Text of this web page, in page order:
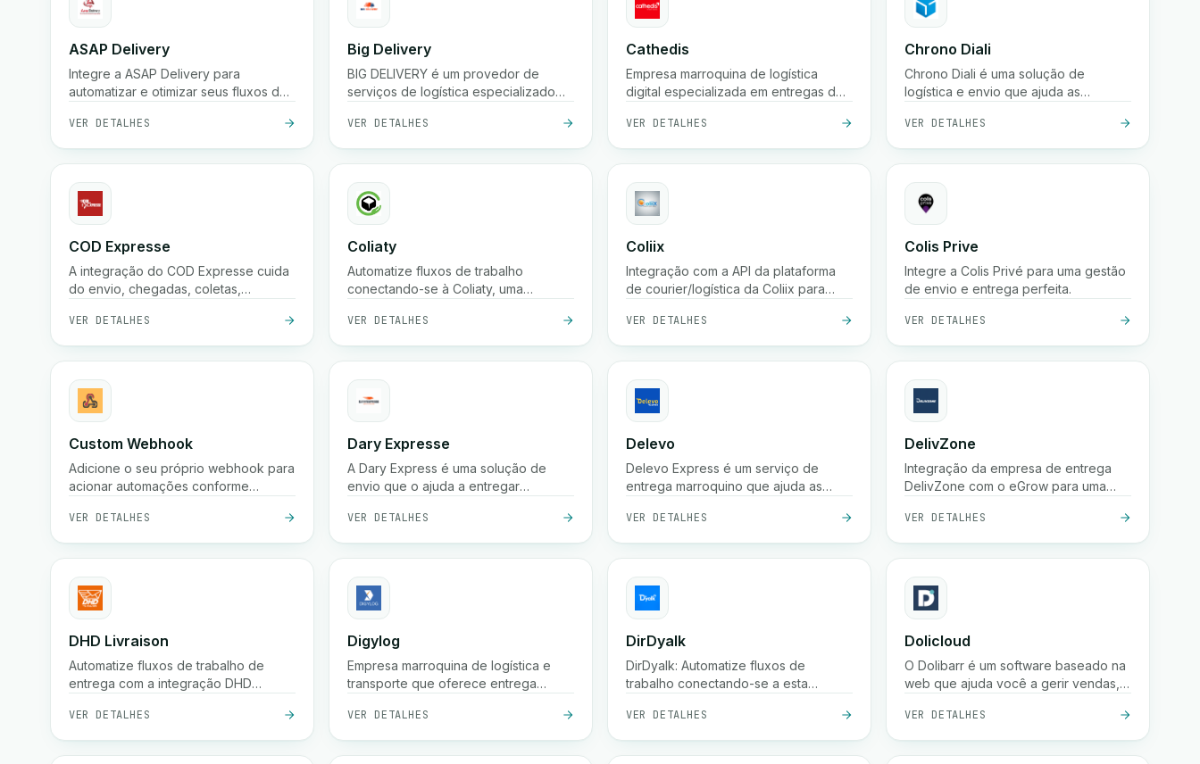
ASAP Delivery
Integre a ASAP Delivery para
automatizar e otimizar seus fluxos de
VER DETALHES
Big Delivery
BIG DELIVERY é um provedor de
serviços de logística especializado
eletrônico no Marrocos.
VER DETALHES
Cathedis
Empresa marroquina de logística
digital especializada em entregas de
commerce, gestão de pagamentos na
entrega, rastreamento em tempo real
e soluções de armazenamento.
VER DETALHES
Chrono Diali
Chrono Diali é uma solução de
logística e envio que ajuda as
gerir entregas de encomendas,
rastrear envios em tempo real e
otimizar seus processos de
atendimento com facilidade.
VER DETALHES
COD Expresse
A integração do COD Expresse cuida
do envio, chegadas, coletas,
confirmações e armazenamento.
VER DETALHES
Coliaty
Automatize fluxos de trabalho
conectando-se à Coliaty, uma
processos e aumente a
produtividade.
VER DETALHES
Coliix
Integração com a API da plataforma
de courier/logística da Coliix para
listar tarifas, etc.
VER DETALHES
Colis Prive
Integre a Colis Privé para uma gestão
de envio e entrega perfeita.
VER DETALHES
Custom Webhook
Adicione o seu próprio webhook para
acionar automações conforme
VER DETALHES
Dary Expresse
A Dary Express é uma solução de
envio que o ajuda a entregar
Marrocos. Também oferece uma
plataforma avançada para gerir
facilmente a sua loja e proporciona
muitos benefícios adicionais.
VER DETALHES
Delevo
Delevo Express é um serviço de
entrega marroquino que ajuda as
rapidamente entre cidades. Foca-se
em pagamento à cobrança,
expedição rápida e logística fiável de
última milha para garantir que as
encomendas chegam aos clientes a
tempo.
VER DETALHES
DelivZone
Integração da empresa de entrega
DelivZone com o eGrow para uma
o seu negócio online.
VER DETALHES
DHD Livraison
Automatize fluxos de trabalho de
entrega com a integração DHD
VER DETALHES
Digylog
Empresa marroquina de logística e
transporte que oferece entrega
em 24 horas), armazenamento,
embalagem, confirmação de pedidos
e ampla cobertura em centenas de
VER DETALHES
DirDyalk
DirDyalk: Automatize fluxos de
trabalho conectando-se a esta
VER DETALHES
Dolicloud
O Dolibarr é um software baseado na
web que ajuda você a gerir vendas,
contabilidade num só lugar.
VER DETALHES